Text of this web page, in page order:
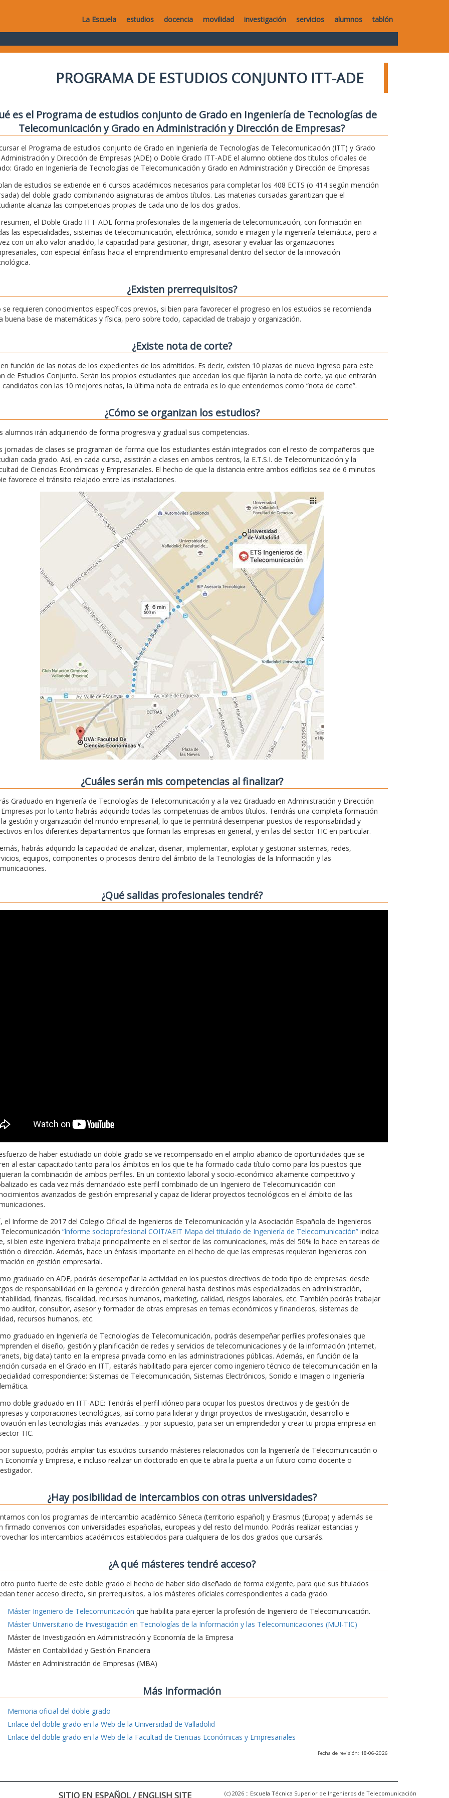
La Escuela estudios docencia movilidad investigación servicios alumnos tablón
PROGRAMA DE ESTUDIOS CONJUNTO ITT-ADE
es el Programa de estudios conjunto de Grado en Ingeniería de Tecnologías de
Telecomunicación y Grado en Administración y Dirección de Empresas?
el Programa de estudios conjunto de Grado en Ingeniería de Tecnologías de Telecomunicación (ITT) y Grado
y Dirección de Empresas (ADE) o Doble Grado ITT-ADE el alumno obtiene dos títulos oficiales de
Grado en Ingeniería de Tecnologías de Telecomunicación y Grado en Administración y Dirección de Empresas
de estudios se extiende en 6 cursos académicos necesarios para completar los 408 ECTS (o 414 según mención
del doble grado combinando asignaturas de ambos títulos. Las materias cursadas garantizan que el
alcanza las competencias propias de cada uno de los dos grados.
resumen, el Doble Grado ITT-ADE forma profesionales de la ingeniería de telecomunicación, con formación en
las especialidades, sistemas de telecomunicación, electrónica, sonido e imagen y la ingeniería telemática, pero a
con un alto valor añadido, la capacidad para gestionar, dirigir, asesorar y evaluar las organizaciones
con especial énfasis hacia el emprendimiento empresarial dentro del sector de la innovación
¿Existen prerrequisitos?
se requieren conocimientos específicos previos, si bien para favorecer el progreso en los estudios se recomienda
buena base de matemáticas y física, pero sobre todo, capacidad de trabajo y organización.
¿Existe nota de corte?
función de las notas de los expedientes de los admitidos. Es decir, existen 10 plazas de nuevo ingreso para este
de Estudios Conjunto. Serán los propios estudiantes que accedan los que fijarán la nota de corte, ya que entrarán
candidatos con las 10 mejores notas, la última nota de entrada es lo que entendemos como “nota de corte”.
¿Cómo se organizan los estudios?
alumnos irán adquiriendo de forma progresiva y gradual sus competencias.
jornadas de clases se programan de forma que los estudiantes están integrados con el resto de compañeros que
cada grado. Así, en cada curso, asistirán a clases en ambos centros, la E.T.S.I. de Telecomunicación y la
de Ciencias Económicas y Empresariales. El hecho de que la distancia entre ambos edificios sea de 6 minutos
favorece el tránsito relajado entre las instalaciones.
¿Cuáles serán mis competencias al finalizar?
Graduado en Ingeniería de Tecnologías de Telecomunicación y a la vez Graduado en Administración y Dirección
por lo tanto habrás adquirido todas las competencias de ambos títulos. Tendrás una completa formación
gestión y organización del mundo empresarial, lo que te permitirá desempeñar puestos de responsabilidad y
en los diferentes departamentos que forman las empresas en general, y en las del sector TIC en particular.
habrás adquirido la capacidad de analizar, diseñar, implementar, explotar y gestionar sistemas, redes,
equipos, componentes o procesos dentro del ámbito de la Tecnologías de la Información y las
¿Qué salidas profesionales tendré?
de haber estudiado un doble grado se ve recompensado en el amplio abanico de oportunidades que se
al estar capacitado tanto para los ámbitos en los que te ha formado cada título como para los puestos que
la combinación de ambos perfiles. En un contexto laboral y socio-económico altamente competitivo y
es cada vez más demandado este perfil combinado de un Ingeniero de Telecomunicación con
avanzados de gestión empresarial y capaz de liderar proyectos tecnológicos en el ámbito de las
el Informe de 2017 del Colegio Oficial de Ingenieros de Telecomunicación y la Asociación Española de Ingenieros
“lnforme socioprofesional COIT/AEIT Mapa del titulado de Ingeniería de Telecomunicación”indica
si bien este ingeniero trabaja principalmente en el sector de las comunicaciones, más del 50% lo hace en tareas de
o dirección. Además, hace un énfasis importante en el hecho de que las empresas requieran ingenieros con
en gestión empresarial.
graduado en ADE, podrás desempeñar la actividad en los puestos directivos de todo tipo de empresas: desde
de responsabilidad en la gerencia y dirección general hasta destinos más especializados en administración,
finanzas, fiscalidad, recursos humanos, marketing, calidad, riesgos laborales, etc. También podrás trabajar
auditor, consultor, asesor y formador de otras empresas en temas económicos y financieros, sistemas de
recursos humanos, etc.
graduado en Ingeniería de Tecnologías de Telecomunicación, podrás desempeñar perfiles profesionales que
el diseño, gestión y planificación de redes y servicios de telecomunicaciones y de la información (internet,
big data) tanto en la empresa privada como en las administraciones públicas. Además, en función de la
cursada en el Grado en ITT, estarás habilitado para ejercer como ingeniero técnico de telecomunicación en la
correspondiente: Sistemas de Telecomunicación, Sistemas Electrónicos, Sonido e Imagen o Ingeniería
doble graduado en ITT-ADE: Tendrás el perfil idóneo para ocupar los puestos directivos y de gestión de
y corporaciones tecnológicas, así como para liderar y dirigir proyectos de investigación, desarrollo e
en las tecnologías más avanzadas…y por supuesto, para ser un emprendedor y crear tu propia empresa en
TIC.
supuesto, podrás ampliar tus estudios cursando másteres relacionados con la Ingeniería de Telecomunicación o
Economía y Empresa, e incluso realizar un doctorado en que te abra la puerta a un futuro como docente o
¿Hay posibilidad de intercambios con otras universidades?
con los programas de intercambio académico Séneca (territorio español) y Erasmus (Europa) y además se
firmado convenios con universidades españolas, europeas y del resto del mundo. Podrás realizar estancias y
los intercambios académicos establecidos para cualquiera de los dos grados que cursarás.
¿A qué másteres tendré acceso?
otro punto fuerte de este doble grado el hecho de haber sido diseñado de forma exigente, para que sus titulados
tener acceso directo, sin prerrequisitos, a los másteres oficiales correspondientes a cada grado.
Máster Ingeniero de Telecomunicación que habilita para ejercer la profesión de Ingeniero de Telecomunicación.
Máster Universitario de Investigación en Tecnologías de la Información y las Telecomunicaciones (MUI-TIC)
Máster de Investigación en Administración y Economía de la Empresa
Máster en Contabilidad y Gestión Financiera
Máster en Administración de Empresas (MBA)
Más información
Memoria oficial del doble grado
Enlace del doble grado en la Web de la Universidad de Valladolid
Enlace del doble grado en la Web de la Facultad de Ciencias Económicas y Empresariales
Fecha de revisión: 18-06-2026
SITIO EN ESPAÑOL / ENGLISH SITE
(c) 2026 :: Escuela Técnica Superior de Ingenieros de Telecomunicación